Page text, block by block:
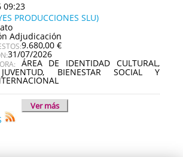
09:23
PRODUCCIONES SLU)
Adjudicación
9.680,00 €
31/07/2026
ÁREA DE IDENTIDAD CULTURAL,
BIENESTAR SOCIAL Y
Ver más